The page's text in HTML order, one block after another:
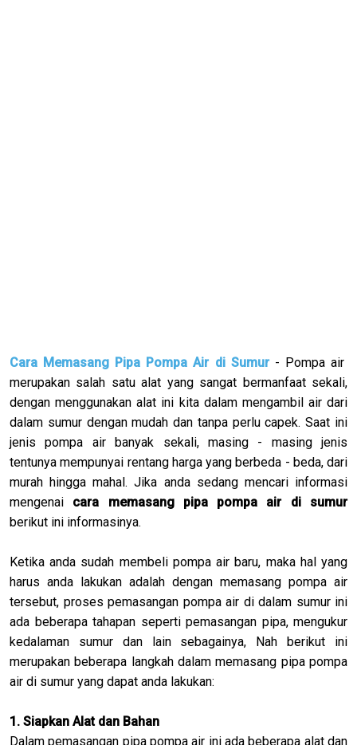
Cara Memasang Pipa Pompa Air di Sumur- Pompa air
merupakan salah satu alat yang sangat bermanfaat sekali,
dengan menggunakan alat ini kita dalam mengambil air dari
dalam sumur dengan mudah dan tanpa perlu capek. Saat ini
jenis pompa air banyak sekali, masing - masing jenis
tentunya mempunyai rentang harga yang berbeda - beda, dari
murah hingga mahal. Jika anda sedang mencari informasi
mengenai cara memasang pipa pompa air di sumur
berikut ini informasinya.
Ketika anda sudah membeli pompa air baru, maka hal yang
harus anda lakukan adalah dengan memasang pompa air
tersebut, proses pemasangan pompa air di dalam sumur ini
ada beberapa tahapan seperti pemasangan pipa, mengukur
kedalaman sumur dan lain sebagainya, Nah berikut ini
merupakan beberapa langkah dalam memasang pipa pompa
air di sumur yang dapat anda lakukan:
1. Siapkan Alat dan Bahan
Dalam pemasangan pipa pompa air ini ada beberapa alat dan